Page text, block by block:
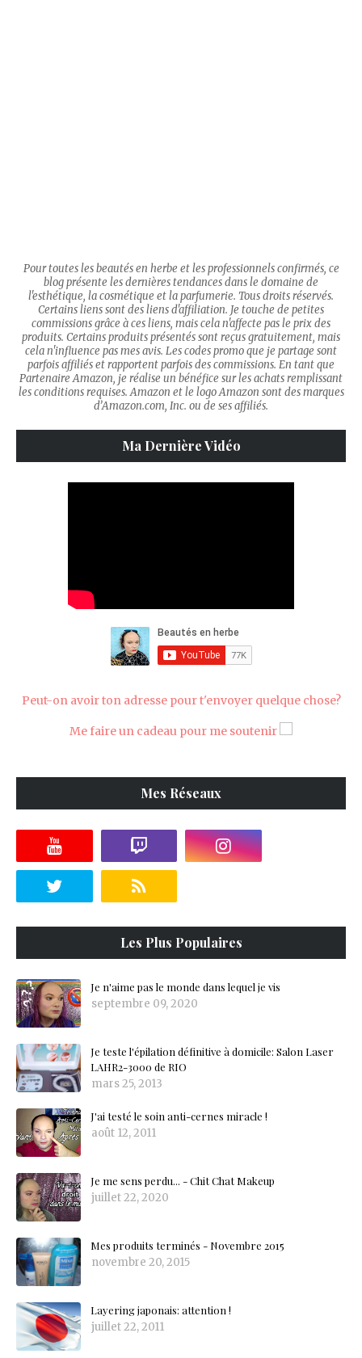
Pour toutes les beautés en herbe et les professionnels confirmés, ce
blog présente les dernières tendances dans le domaine de
l'esthétique, la cosmétique et la parfumerie. Tous droits réservés.
Certains liens sont des liens d'affiliation. Je touche de petites
commissions grâce à ces liens, mais cela n'affecte pas le prix des
produits. Certains produits présentés sont reçus gratuitement, mais
cela n'influence pas mes avis. Les codes promo que je partage sont
parfois affiliés et rapportent parfois des commissions. En tant que
Partenaire Amazon, je réalise un bénéfice sur les achats remplissant
les conditions requises. Amazon et le logo Amazon sont des marques
d’Amazon.com, Inc. ou de ses affiliés.
Ma Dernière Vidéo
Peut-on avoir ton adresse pour t'envoyer quelque chose?
Me faire un cadeau pour me soutenir
Mes Réseaux
Les Plus Populaires
Je n'aime pas le monde dans lequel je vis
septembre 09, 2020
Je teste l'épilation définitive à domicile: Salon Laser
LAHR2-3000 de RIO
mars 25, 2013
J'ai testé le soin anti-cernes miracle !
août 12, 2011
Je me sens perdu... - Chit Chat Makeup
juillet 22, 2020
Mes produits terminés - Novembre 2015
novembre 20, 2015
Layering japonais: attention !
juillet 22, 2011